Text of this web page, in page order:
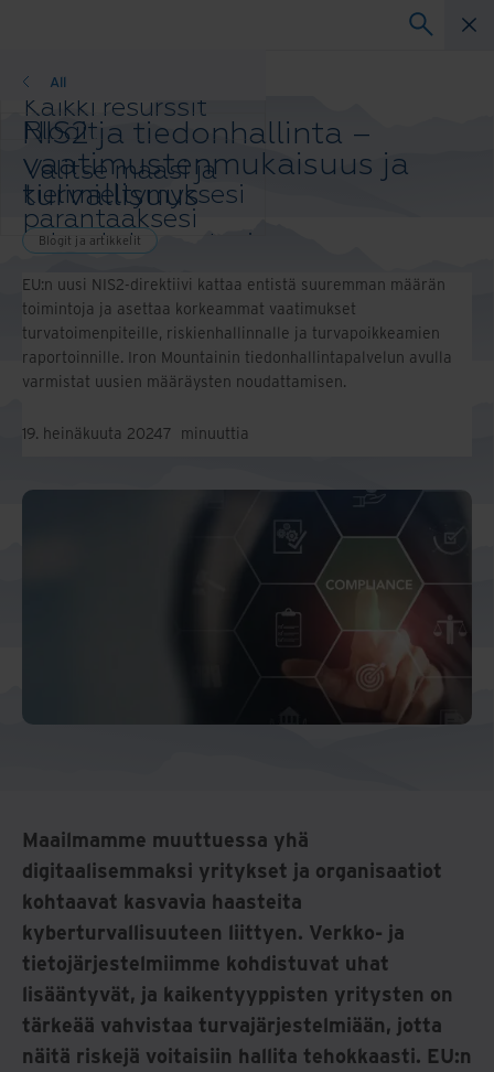
Kaikki resurssit
Blogit
Asiakastapauksia
Ratkaisuoppaat
Webinaarit
Raportti
All
Valitse maasi ja
kielimieltymyksesi
parantaaksesi
selauskokemustasi.
kieli
Asia-Pacific and India
Europe and Southern Africa
Latin America
Middle East North Africa And
North America
Blogit
NIS2 ja tiedonhallinta –
vaatimustenmukaisuus ja
turvallisuus
Blogit ja artikkelit
EU:n uusi NIS2-direktiivi kattaa entistä suuremman määrän
toimintoja ja asettaa korkeammat vaatimukset
turvatoimenpiteille, riskienhallinnalle ja turvapoikkeamien
raportoinnille. Iron Mountainin tiedonhallintapalvelun avulla
varmistat uusien määräysten noudattamisen.
19. heinäkuuta 20247 minuuttia
Maailmamme muuttuessa yhä
digitaalisemmaksi yritykset ja organisaatiot
kohtaavat kasvavia haasteita
kyberturvallisuuteen liittyen. Verkko- ja
tietojärjestelmiimme kohdistuvat uhat
lisääntyvät, ja kaikentyyppisten yritysten on
tärkeää vahvistaa turvajärjestelmiään, jotta
näitä riskejä voitaisiin hallita tehokkaasti. EU:n